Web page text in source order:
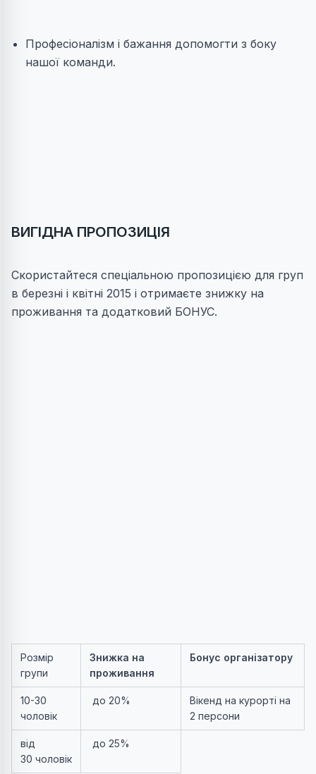
Професіоналізм і бажання допомогти з боку
нашої команди.
ВИГІДНА ПРОПОЗИЦІЯ
Скористайтеся спеціальною пропозицією для груп
в березні і квітні 2015 і отримаєте знижку на
проживання та додатковий БОНУС.
Розмір
групи
Знижка на
проживання
Бонус організатору
10-30
чоловік
до 20%
Вікенд на курорті на
2 персони
від
30 чоловік
до 25%